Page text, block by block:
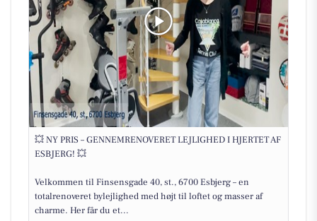
💥 NY PRIS – GENNEMRENOVERET LEJLIGHED I HJERTET AF
ESBJERG! 💥
Velkommen til Finsensgade 40, st., 6700 Esbjerg – en
totalrenoveret bylejlighed med højt til loftet og masser af
charme. Her får du et...